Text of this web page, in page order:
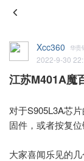
Xcc360 华贵
2022-9-30
江苏M401A魔
对于S905L3A芯
固件，或者按复
大家喜闻乐见的